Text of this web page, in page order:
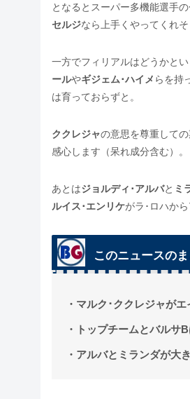
となるとスーパー多機能選手の
セルジなら上手くやってくれ
一方でフィリアルはどうかと
ールやギジェム･ハイメ らを持
は育っておらずと。
ククレジャの意思を尊重して
感心します（呆れ成分含む）。
あとはジョルディ･アルバと ミ
ルイス･エンリケがラ･ロハから
このニュースの
・マルク･ククレジャが
・トップチームとバルサ
・アルバとミランダが大